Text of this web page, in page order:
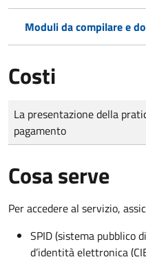
Moduli da compilare e
Costi
Tipo di pagamento
Importo
La presentazione della
pagamento
Cosa serve
Per accedere al servizio,
SPID (sistema pubblico
d’identità elettronica